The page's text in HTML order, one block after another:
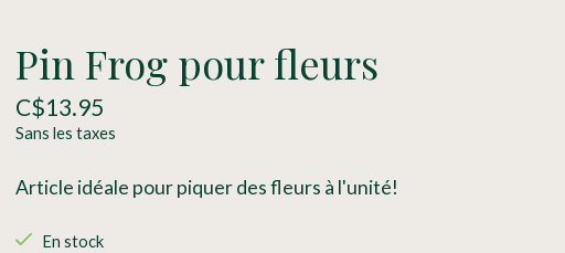
Pin Frog pour fleurs
C$13.95
Sans les taxes
Article idéale pour piquer des fleurs à l'unité!
En stock